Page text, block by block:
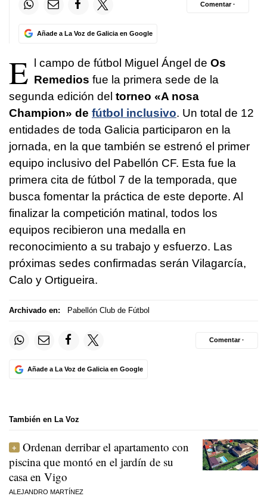
Añade a La Voz de Galicia en Google
Comentar ·
E l campo de fútbol Miguel Ángel de Os
Remedios fue la primera sede de la
segunda edición del torneo «A nosa
Champion» de fútbol inclusivo. Un total de 12
entidades de toda Galicia participaron en la
jornada, en la que también se estrenó el primer
equipo inclusivo del Pabellón CF. Esta fue la
primera cita de fútbol 7 de la temporada, que
busca fomentar la práctica de este deporte. Al
finalizar la competición matinal, todos los
equipos recibieron una medalla en
reconocimiento a su trabajo y esfuerzo. Las
próximas sedes confirmadas serán Vilagarcía,
Calo y Ortigueira.
Archivado en: Pabellón Club de Fútbol
Añade a La Voz de Galicia en Google
Comentar ·
También en La Voz
Ordenan derribar el apartamento con
piscina que montó en el jardín de su
casa en Vigo
ALEJANDRO MARTÍNEZ